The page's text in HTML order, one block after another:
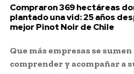
Compraron 369 hectáreas
plantado una vid: 25 años
mejor Pinot Noir de Chile
Que más empresas se
comprender y acompañar a